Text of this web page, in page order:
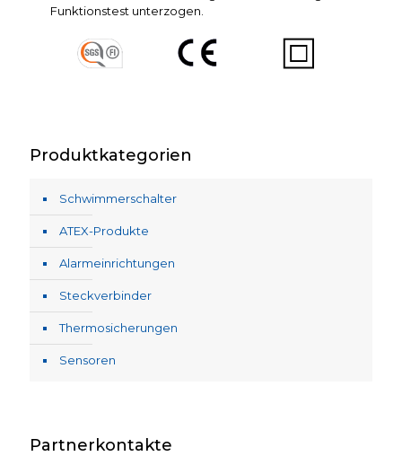
Funktionstest unterzogen.
Produktkategorien
Schwimmerschalter
ATEX-Produkte
Alarmeinrichtungen
Steckverbinder
Thermosicherungen
Sensoren
Partnerkontakte